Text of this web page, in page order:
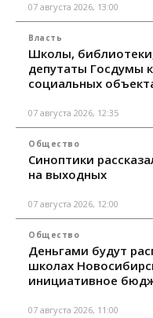
07 августа 2026, 13:00
Власть
Школы,
депутаты Госдумы
социальных
07 августа 2026, 12:35
Общество
Синоптики
на выходных
07 августа 2026, 12:00
Общество
Деньгами будут
школах
инициативное
07 августа 2026, 11:00